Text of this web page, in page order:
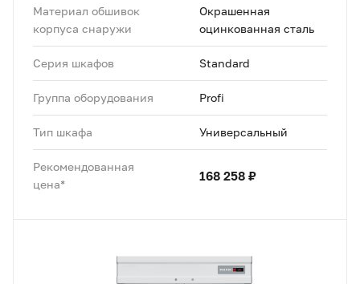
Материал обшивок
корпуса снаружи
Окрашенная
оцинкованная сталь
Серия шкафов Standard
Группа оборудования Profi
Тип шкафа Универсальный
Рекомендованная
цена*
168 258 ₽